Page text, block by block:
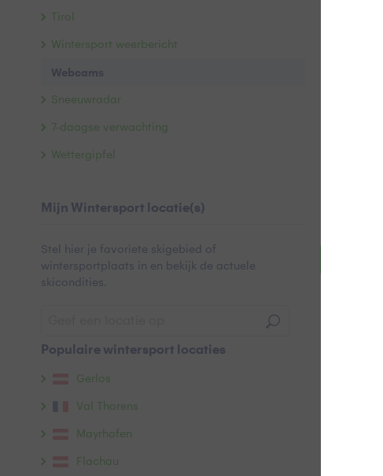
Tirol
Wintersport weerbericht
Webcams
Sneeuwradar
7-daagse verwachting
Wettergipfel
Mijn Wintersport locatie(s)
Stel hier je favoriete skigebied of
wintersportplaats in en bekijk de actuele
skicondities.
Populaire wintersport locaties
Gerlos
Val Thorens
Mayrhofen
Flachau